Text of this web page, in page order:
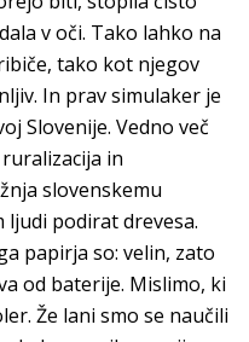
v oči. Tako lahko na
tako kot njegov
In prav simulaker je
Slovenije. Vedno več
in
slovenskemu
podirat drevesa.
papirja so: velin, zato
od baterije. Mislimo, ki
Že lani smo se naučili